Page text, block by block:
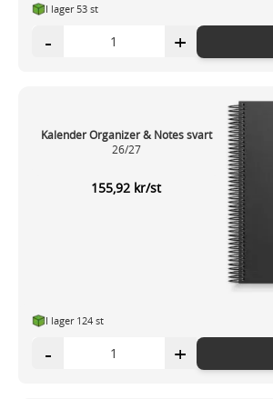
I lager 53 st
- +
Kalender Organizer & Notes svart
26/27
155,92 kr/st
I lager 124 st
- +